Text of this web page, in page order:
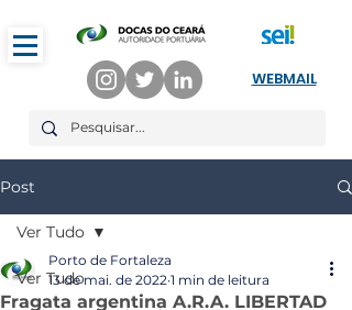
WEBMAIL
Post
Ver Tudo
Ver Tudo
Fragata argentina A.R.A. LIBERTAD
Porto de Fortaleza
13 de mai. de 2022 1 min de leitura